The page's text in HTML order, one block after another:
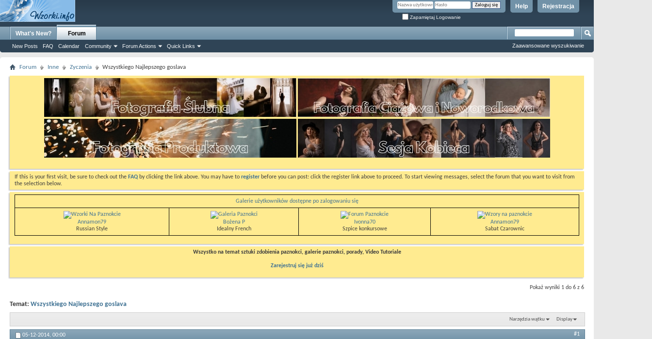
Rejestracja
Help
Zapamiętaj Logowanie
What's New? Forum
New Posts FAQ Calendar Community Forum Actions Quick Links Zaawansowane wyszukiwanie
Forum Inne Zyczenia Wszystkiego Najlepszego goslava
If this is your first visit, be sure to check out the FAQ by clicking the link above. You may have to register before you can post: click the register link above to proceed. To start viewing messages, select the forum that you want to visit from
the selection below.
Galerie użytkowników dostępne po zalogowaniu się
Annamon79
Russian Style
Bożena P
Idealny French
Ivonna70
Szpice konkursowe
Annamon79
Sabat Czarownic
Wszystko na temat sztuki zdobienia paznokci, galerie paznokci, porady, Video Tutoriale
Zarejestruj się już dziś
Pokaż wyniki 1 do 6 z 6
Temat: Wszystkiego Najlepszego goslava
Narzędzia wątku Display
05-12-2014, 00:00 #1